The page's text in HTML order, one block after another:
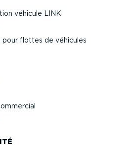
véhicule LINK
pour flottes de véhicules